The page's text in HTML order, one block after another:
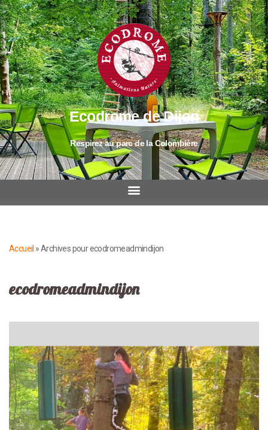
Ecodrome de Dijon
Respirez au parc de la Colombière
Accueil »Archives pour ecodromeadmindijon
ecodromeadmindijon